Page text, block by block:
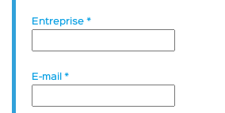
Entreprise *
E-mail *